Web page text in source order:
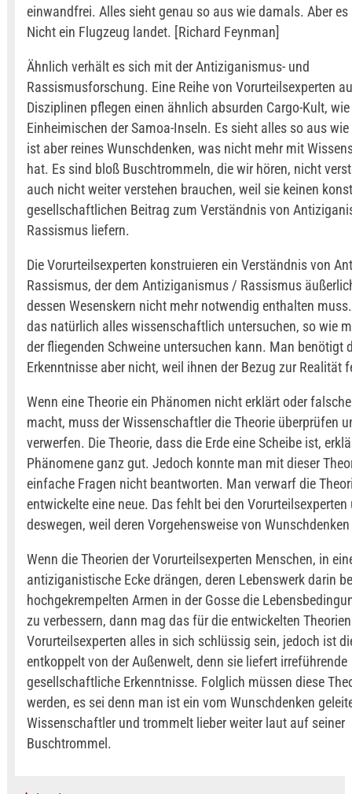
einwandfrei. Alles sieht genau so aus wie damals. Aber
Nicht ein Flugzeug landet. [Richard Feynman]
Ähnlich verhält es sich mit der Antiziganismus- und
Rassismusforschung. Eine Reihe von Vorurteilsexperten
Disziplinen pflegen einen ähnlich absurden Cargo-Kult,
Einheimischen der Samoa-Inseln. Es sieht alles so aus
ist aber reines Wunschdenken, was nicht mehr mit
hat. Es sind bloß Buschtrommeln, die wir hören, nicht
auch nicht weiter verstehen brauchen, weil sie keinen
gesellschaftlichen Beitrag zum Verständnis von
Rassismus liefern.
Die Vorurteilsexperten konstruieren ein Verständnis von
Rassismus, der dem Antiziganismus / Rassismus
dessen Wesenskern nicht mehr notwendig enthalten
das natürlich alles wissenschaftlich untersuchen, so wie
der fliegenden Schweine untersuchen kann. Man benötigt
Erkenntnisse aber nicht, weil ihnen der Bezug zur Realität
Wenn eine Theorie ein Phänomen nicht erklärt oder
macht, muss der Wissenschaftler die Theorie überprüfen
verwerfen. Die Theorie, dass die Erde eine Scheibe ist,
Phänomene ganz gut. Jedoch konnte man mit dieser
einfache Fragen nicht beantworten. Man verwarf die
entwickelte eine neue. Das fehlt bei den Vorurteilsexperten
deswegen, weil deren Vorgehensweise von
Wenn die Theorien der Vorurteilsexperten Menschen, in
antiziganistische Ecke drängen, deren Lebenswerk darin
hochgekrempelten Armen in der Gosse die
zu verbessern, dann mag das für die entwickelten
Vorurteilsexperten alles in sich schlüssig sein, jedoch ist
entkoppelt von der Außenwelt, denn sie liefert irreführende
gesellschaftliche Erkenntnisse. Folglich müssen diese
werden, es sei denn man ist ein vom Wunschdenken
Wissenschaftler und trommelt lieber weiter laut auf seiner
Buschtrommel.